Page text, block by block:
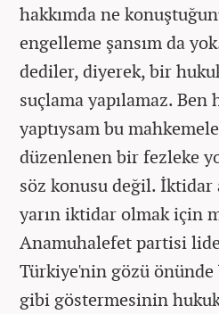
hakkımda ne
engelleme şansım da
dediler, diyerek, bir
suçlama yapılamaz.
yaptıysam bu
düzenlenen bir fezleke
söz konusu değil.
yarın iktidar olmak için
Anamuhalefet partisi
Türkiye'nin gözü
gibi göstermesinin